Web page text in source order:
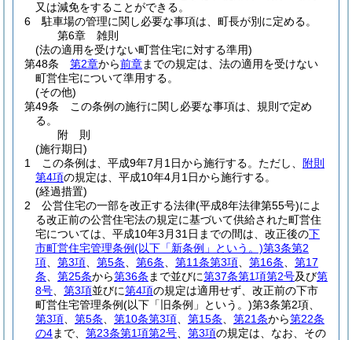
又は減免をすることができる。
6
駐車場の管理に関し必要な事項は、町長が別に定める。
第6章
雑則
(法の適用を受けない町営住宅に対する準用)
第48条
第2章から前章までの規定は、法の適用を受けない
町営住宅について準用する。
(その他)
第49条
この条例の施行に関し必要な事項は、規則で定め
る。
附 則
(施行期日)
1
この条例は、平成9年7月1日から施行する。 ただし、
附則
第4項の規定は、平成10年4月1日から施行する。
(経過措置)
2
公営住宅の一部を改正する法律(平成8年法律第55号)によ
る改正前の公営住宅法の規定に基づいて供給された町営住
宅については、平成10年3月31日までの間は、改正後の下
市町営住宅管理条例(以下「新条例」という。)第3条第2
項
第3項 第5条 第6条 第11条第3項 第16条
第17
条
第25条から第36条 まで並びに第37条第1項第2号及び第
8号
第3項並びに第4項の規定は適用せず、改正前の下市
町営住宅管理条例(以下「旧条例」という。)第3条第2項、
第3項
第5条 第10条第3項 第15条 第21条から第22条
の4まで、 第23条第1項第2号 第3項の規定は、なお、その